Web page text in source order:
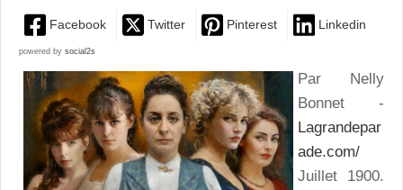
Facebook Twitter Pinterest Linkedin
powered by social2s
Par Nelly
Bonnet -
Lagrandepar
ade.com/
Juillet 1900.